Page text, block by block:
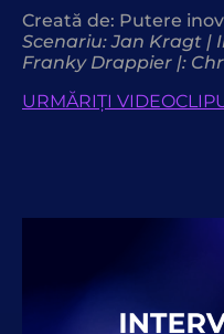
Creată de: Putere
Scenariu: Jan Kragt |
Franky Drappier |:
URMĂRIȚI